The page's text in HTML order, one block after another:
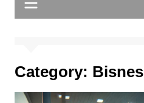
Category: Bisnes